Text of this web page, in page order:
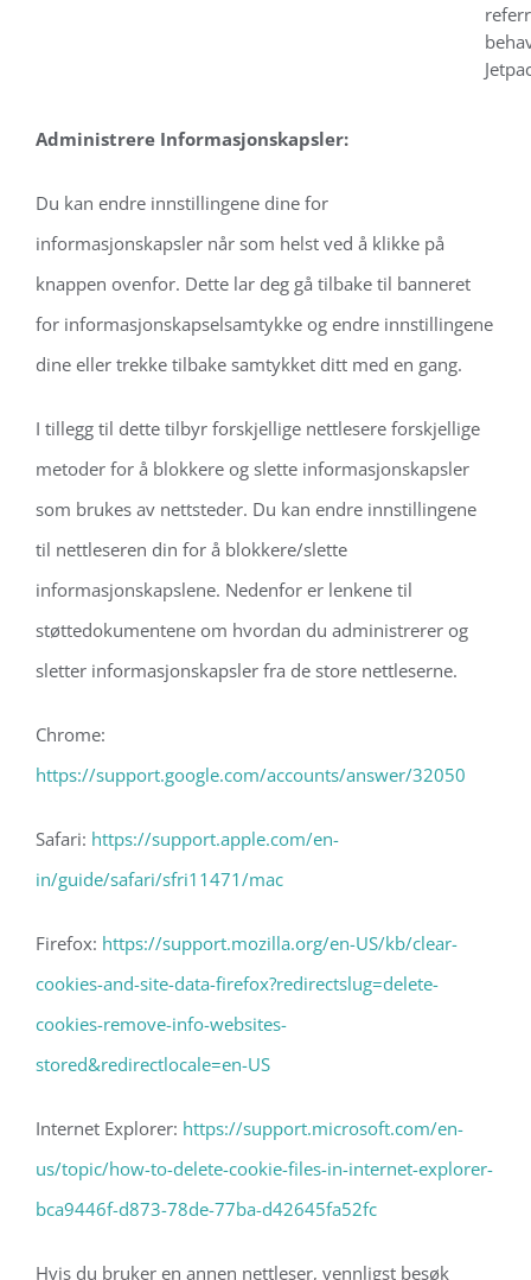
Administrere Informasjonskapsler:
Du kan endre innstillingene dine for
informasjonskapsler når som helst ved å klikke på
knappen ovenfor. Dette lar deg gå tilbake til banneret
for informasjonskapselsamtykke og endre innstillingene
dine eller trekke tilbake samtykket ditt med en gang.
I tillegg til dette tilbyr forskjellige nettlesere forskjellige
metoder for å blokkere og slette informasjonskapsler
som brukes av nettsteder. Du kan endre innstillingene
til nettleseren din for å blokkere/slette
informasjonskapslene. Nedenfor er lenkene til
støttedokumentene om hvordan du administrerer og
sletter informasjonskapsler fra de store nettleserne.
Chrome:
https://support.google.com/accounts/answer/32050
Safari: https://support.apple.com/en-
in/guide/safari/sfri11471/mac
Firefox: https://support.mozilla.org/en-US/kb/clear-
cookies-and-site-data-firefox?redirectslug=delete-
cookies-remove-info-websites-
stored&redirectlocale=en-US
Internet Explorer: https://support.microsoft.com/en-
us/topic/how-to-delete-cookie-files-in-internet-explorer-
bca9446f-d873-78de-77ba-d42645fa52fc
Hvis du bruker en annen nettleser, vennligst besøk